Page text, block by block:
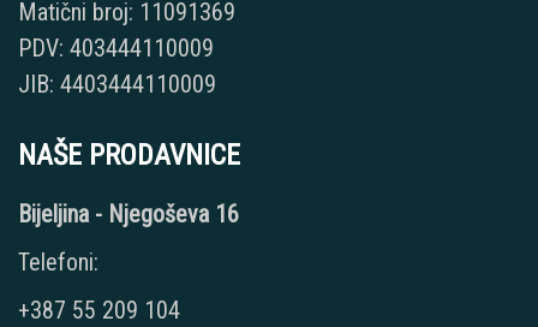
Matični broj: 11091369
PDV: 403444110009
JIB: 4403444110009
NAŠE PRODAVNICE
Bijeljina - Njegoševa 16
Telefoni:
+387 55 209 104